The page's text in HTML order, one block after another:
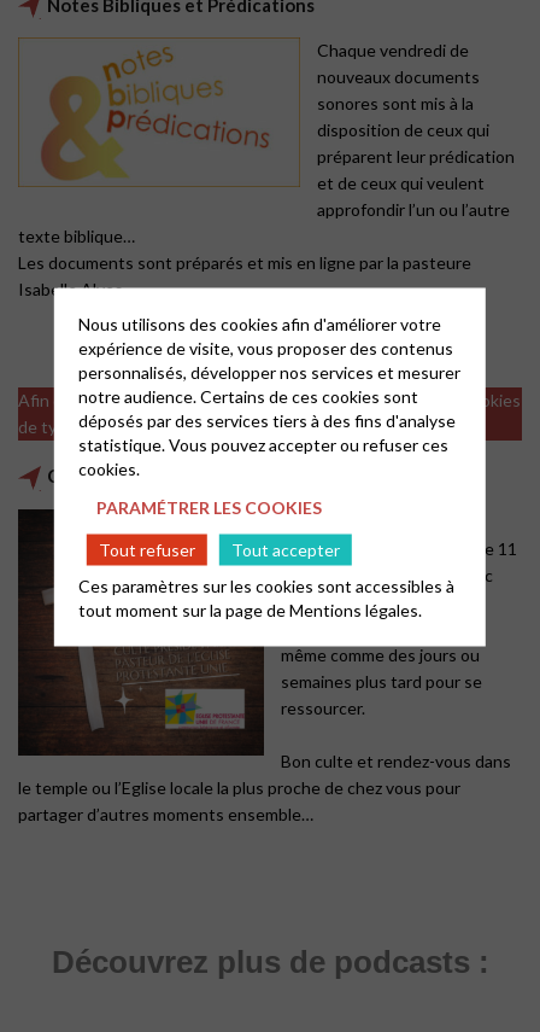
Notes Bibliques et Prédications
Chaque vendredi de
nouveaux documents
sonores sont mis à la
disposition de ceux qui
préparent leur prédication
et de ceux qui veulent
approfondir l’un ou l’autre
texte biblique…
Les documents sont préparés et mis en ligne par la pasteure
Isabelle Alves
Afin de visualiser les vidéos il est nécessaire d'accepter les cookies
de type analytics
Cultes et méditations de l'Eglise protestante unie
dimanche du mois à partir de 11
h, un culte est proposé avec
EJR RADIO.
même comme des jours ou
semaines plus tard pour se
ressourcer.
Bon culte et rendez-vous dans
le temple ou l’Eglise locale la plus proche de chez vous pour
partager d’autres moments ensemble…
Découvrez plus de podcasts :
Nous utilisons des cookies afin d'améliorer votre
expérience de visite, vous proposer des contenus
personnalisés, développer nos services et mesurer
notre audience. Certains de ces cookies sont
déposés par des services tiers à des fins d'analyse
statistique. Vous pouvez accepter ou refuser ces
cookies.
PARAMÉTRER LES COOKIES
Tout refuser
Tout accepter
Ces paramètres sur les cookies sont accessibles à
tout moment sur la page deMentions légales.